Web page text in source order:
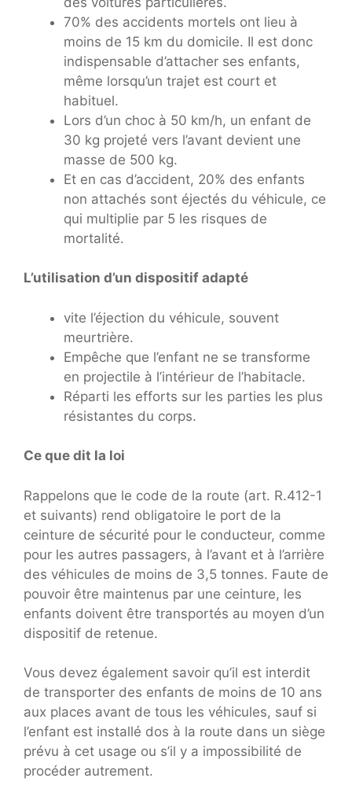
70% des accidents mortels ont lieu à
moins de 15 km du domicile. Il est donc
indispensable d’attacher ses enfants,
même lorsqu’un trajet est court et
habituel.
Lors d’un choc à 50 km/h, un enfant de
30 kg projeté vers l’avant devient une
masse de 500 kg.
Et en cas d’accident, 20% des enfants
non attachés sont éjectés du véhicule, ce
qui multiplie par 5 les risques de
mortalité.
L’utilisation d’un dispositif adapté
vite l’éjection du véhicule, souvent
meurtrière.
Empêche que l’enfant ne se transforme
en projectile à l’intérieur de l’habitacle.
Réparti les efforts sur les parties les plus
résistantes du corps.
Ce que dit la loi
Rappelons que le code de la route (art. R.412-1
et suivants) rend obligatoire le port de la
ceinture de sécurité pour le conducteur, comme
pour les autres passagers, à l’avant et à l’arrière
des véhicules de moins de 3,5 tonnes. Faute de
pouvoir être maintenus par une ceinture, les
enfants doivent être transportés au moyen d’un
dispositif de retenue.
Vous devez également savoir qu’il est interdit
de transporter des enfants de moins de 10 ans
aux places avant de tous les véhicules, sauf si
l’enfant est installé dos à la route dans un siège
prévu à cet usage ou s’il y a impossibilité de
procéder autrement.